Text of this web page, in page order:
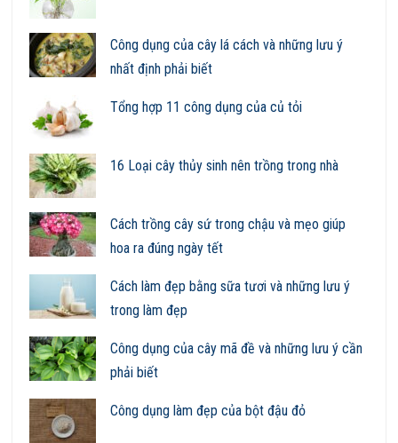
Công dụng của cây lá cách và những lưu ý
nhất định phải biết
Tổng hợp 11 công dụng của củ tỏi
16 Loại cây thủy sinh nên trồng trong nhà
Cách trồng cây sứ trong chậu và mẹo giúp
hoa ra đúng ngày tết
Cách làm đẹp bằng sữa tươi và những lưu ý
trong làm đẹp
Công dụng của cây mã đề và những lưu ý cần
phải biết
Công dụng làm đẹp của bột đậu đỏ